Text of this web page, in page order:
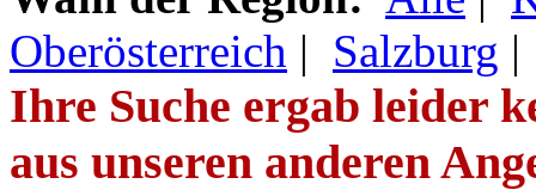
Oberösterreich | Salzburg
Ihre Suche ergab leider
aus unseren anderen